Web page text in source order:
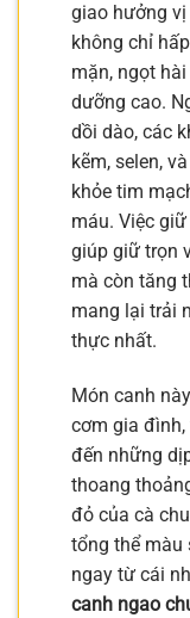
giao hưởng
không chỉ
mặn, ngọt
dưỡng cao.
dồi dào, các
kẽm, selen,
khỏe tim
máu. Việc
giúp giữ trọn
mà còn tăng
mang lại trải
thực nhất.
Món canh
cơm gia
đến những
thoang
đỏ của cà
tổng thể màu
ngay từ cái
canh ngao